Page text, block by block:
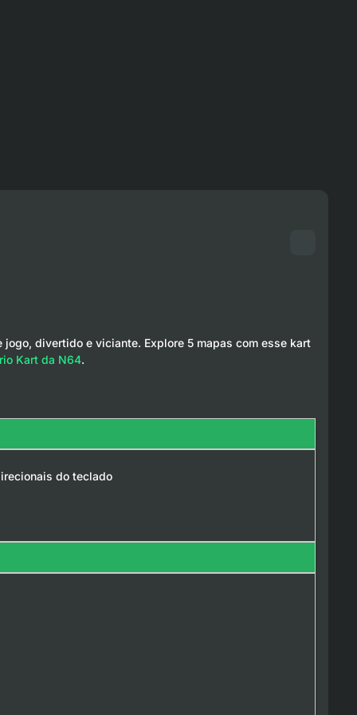
divertido e viciante. Explore 5 mapas com esse kart
Kart da N64.
do teclado